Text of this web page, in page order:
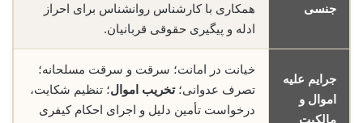
جنسی
همکاری با کارشناس روانشناس برای احراز
ادله و پیگیری حقوقی قربانیان.
جرایم علیه
اموال و
مالکیت
خیانت در امانت؛ سرقت و سرقت مسلحانه؛
تصرف عدوانی؛تخریب اموال؛ تنظیم شکایت،
درخواست تأمین دلیل و اجرای احکام کیفری